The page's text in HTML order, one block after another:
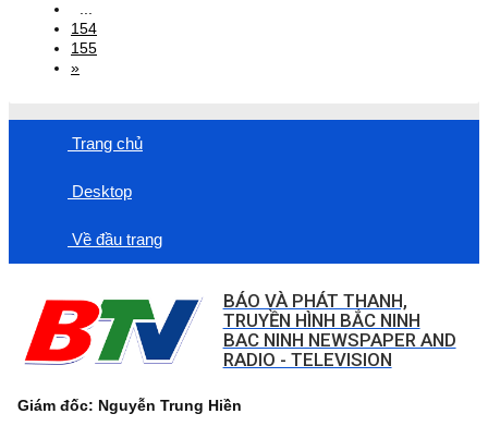
154
155
»
Trang chủ
Desktop
Về đầu trang
BÁO VÀ PHÁT THANH,
TRUYỀN HÌNH BẮC NINH
BAC NINH NEWSPAPER AND
RADIO - TELEVISION
Giám đốc: Nguyễn Trung Hiền